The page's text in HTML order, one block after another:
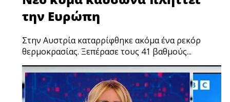
την Ευρώπη
Στην Αυστρία καταρρίφθηκε ακόμα ένα ρεκόρ
θερμοκρασίας. Ξεπέρασε τους 41 βαθμούς...